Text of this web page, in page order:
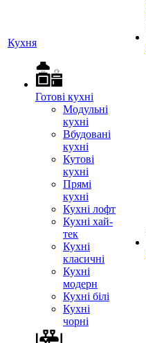
Кухня
Готові кухні
Модульні
кухні
Вбудовані
кухні
Кутові
кухні
Прямі
кухні
Кухні лофт
Кухні хай-
тек
Кухні
класичні
Кухні
модерн
Кухні білі
Кухні
чорні